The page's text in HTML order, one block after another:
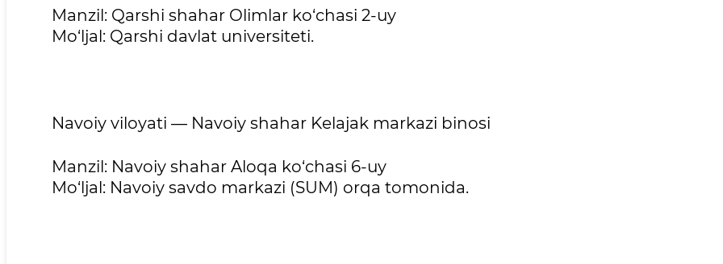
Manzil: Qarshi shahar Olimlar ko‘chasi 2-uy
Mo‘ljal: Qarshi davlat universiteti.
Navoiy viloyati — Navoiy shahar Kelajak markazi binosi
Manzil: Navoiy shahar Aloqa ko‘chasi 6-uy
Mo‘ljal: Navoiy savdo markazi (SUM) orqa tomonida.